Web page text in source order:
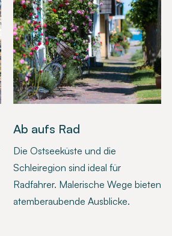
Ab aufs Rad
Die Ostseeküste und die
Schleiregion sind ideal für
Radfahrer. Malerische Wege bieten
atemberaubende Ausblicke.